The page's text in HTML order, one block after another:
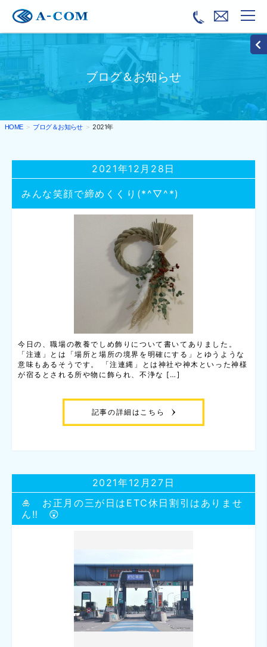
ブログ＆お知らせ
HOME ブログ＆お知らせ 2021年
みんな笑顔で締めくくり(*^▽^*)
2021年12月28日
今日の、職場の教養でしめ飾りについて書いてありました。
「注連」とは「場所と場所の境界を明確にする」とゆうような
意味もあるそうです。 「注連縄」とは神社や神木といった神様
が宿るとされる所や物に飾られ、不浄な […]
記事の詳細はこちら
🎍 お正月の三が日はETC休日割引はありませ
ん‼ 😲
2021年12月27日